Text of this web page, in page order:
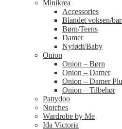
Minikrea
Accessories
Blandet voksen/
Børn/Teens
Damer
Nyfødt/Baby
Onion
Onion – Børn
Onion – Damer
Onion – Damer
Onion – Tilbehør
Pattydoo
Notches
Wardrobe by Me
Ida Victoria